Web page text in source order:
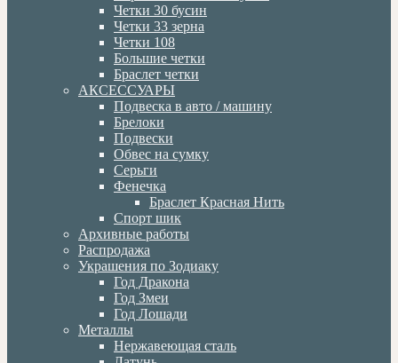
Четки 30 бусин
Четки 33 зерна
Четки 108
Большие четки
Браслет четки
АКСЕССУАРЫ
Подвеска в авто / машину
Брелоки
Подвески
Обвес на сумку
Серьги
Фенечка
Браслет Красная Нить
Спорт шик
Архивные работы
Распродажа
Украшения по Зодиаку
Год Дракона
Год Змеи
Год Лошади
Металлы
Нержавеющая сталь